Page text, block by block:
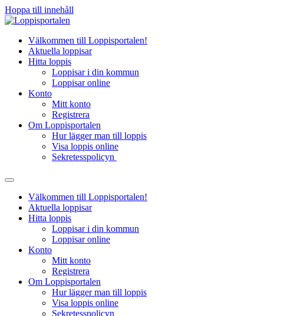
Hoppa till innehåll
Välkommen till Loppisportalen!
Aktuella loppisar
Hitta loppis
Loppisar i din kommun
Loppisar online
Konto
Mitt konto
Registrera
Om Loppisportalen
Hur lägger man till loppis
Visa loppis online
Sekretesspolicyn
Välkommen till Loppisportalen!
Aktuella loppisar
Hitta loppis
Loppisar i din kommun
Loppisar online
Konto
Mitt konto
Registrera
Om Loppisportalen
Hur lägger man till loppis
Visa loppis online
Sekretesspolicyn